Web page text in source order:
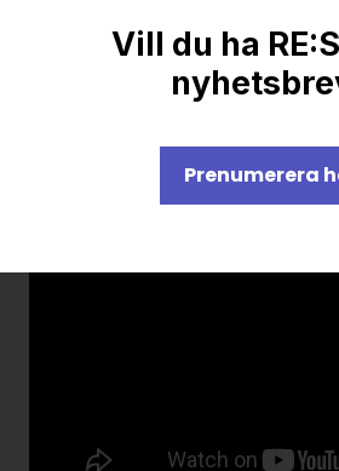
Grafisk
How to enable
through circularity
Vill du ha
Prenumerera